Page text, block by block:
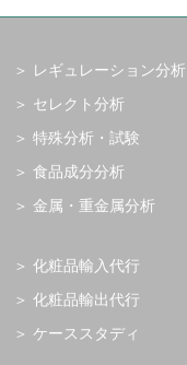
レギュレーション分析
セレクト分析
特殊分析・試験
食品成分分析
金属・重金属分析
化粧品輸入代行
化粧品輸出代行
ケーススタディ